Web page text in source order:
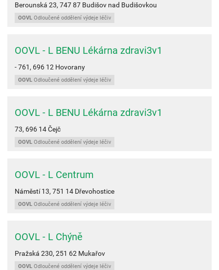
Berounská 23, 747 87 Budišov nad Budišovkou
OOVL Odloučené oddělení výdeje léčiv
OOVL - L BENU Lékárna zdravi3v1
- 761, 696 12 Hovorany
OOVL Odloučené oddělení výdeje léčiv
OOVL - L BENU Lékárna zdravi3v1
73, 696 14Čejč
OOVL Odloučené oddělení výdeje léčiv
OOVL - L Centrum
Náměstí 13, 751 14 Dřevohostice
OOVL Odloučené oddělení výdeje léčiv
OOVL - L Chýně
Pražská 230, 251 62 Mukařov
OOVL Odloučené oddělení výdeje léčiv